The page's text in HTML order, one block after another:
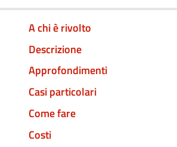
A chi è rivolto
Descrizione
Approfondimenti
Casi particolari
Come fare
Costi